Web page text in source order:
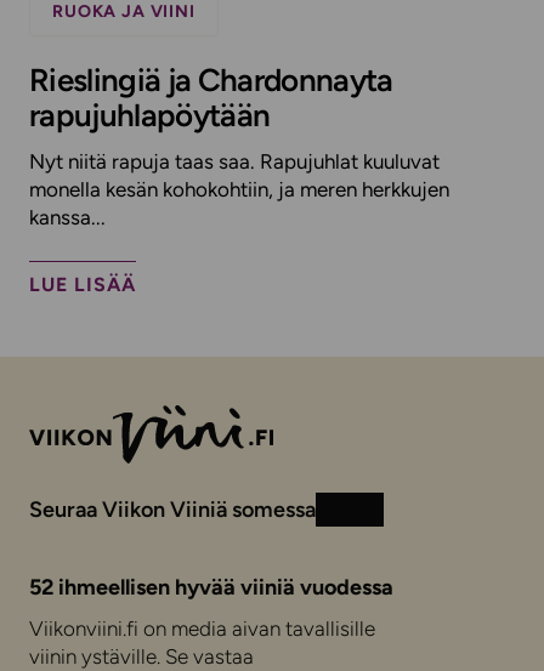
RUOKA JA VIINI
Rieslingiä ja Chardonnayta
rapujuhlapöytään
Nyt niitä rapuja taas saa. Rapujuhlat kuuluvat
monella kesän kohokohtiin, ja meren herkkujen
kanssa...
LUE LISÄÄ
Seuraa Viikon Viiniä somessa Instagram
Facebook
52 ihmeellisen hyvää viiniä vuodessa
Viikonviini.fi on media aivan tavallisille
viinin ystäville. Se vastaa